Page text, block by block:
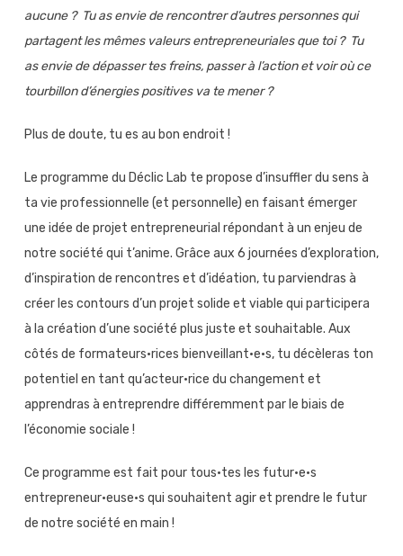
aucune ? Tu as envie de rencontrer d’autres personnes qui
partagent les mêmes valeurs entrepreneuriales que toi ? Tu
as envie de dépasser tes freins, passer à l’action et voir où ce
tourbillon d’énergies positives va te mener ?
Plus de doute, tu es au bon endroit !
Le programme du Déclic Lab te propose d’insuffler du sens à
ta vie professionnelle (et personnelle) en faisant émerger
une idée de projet entrepreneurial répondant à un enjeu de
notre société qui t’anime. Grâce aux 6 journées d’exploration,
d’inspiration de rencontres et d’idéation, tu parviendras à
créer les contours d’un projet solide et viable qui participera
à la création d’une société plus juste et souhaitable. Aux
côtés de formateurs·rices bienveillant·e·s, tu décèleras ton
potentiel en tant qu’acteur·rice du changement et
apprendras à entreprendre différemment par le biais de
l’économie sociale !
Ce programme est fait pour tous·tes les futur·e·s
entrepreneur·euse·s qui souhaitent agir et prendre le futur
de notre société en main !